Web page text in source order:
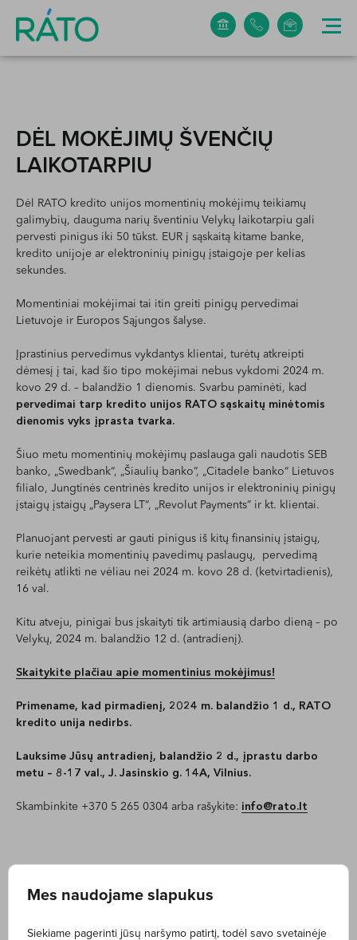
+370 5 265 0304 info@rato.lt
DĖL MOKĖJIMŲ ŠVENČIŲ
LAIKOTARPIU
Dėl RATO kredito unijos momentinių mokėjimų teikiamų
galimybių, dauguma narių šventiniu Velykų laikotarpiu gali
pervesti pinigus iki 50 tūkst. EUR į sąskaitą kitame banke,
kredito unijoje ar elektroninių pinigų įstaigoje per kelias
sekundes.
Momentiniai mokėjimai tai itin greiti pinigų pervedimai
Lietuvoje ir Europos Sąjungos šalyse.
Įprastinius pervedimus vykdantys klientai, turėtų atkreipti
dėmesį į tai, kad šio tipo mokėjimai nebus vykdomi 2024 m.
kovo 29 d. – balandžio 1 dienomis. Svarbu paminėti, kad
pervedimai tarp kredito unijos RATO sąskaitų minėtomis
dienomis vyks įprasta tvarka.
Šiuo metu momentinių mokėjimų paslauga gali naudotis SEB
banko, „Swedbank“, „Šiaulių banko”, „Citadele banko“ Lietuvos
filialo, Jungtinės centrinės kredito unijos ir elektroninių pinigų
įstaigų įstaigų „Paysera LT“, „Revolut Payments” ir kt. klientai.
Planuojant pervesti ar gauti pinigus iš kitų finansinių įstaigų,
kurie neteikia momentinių pavedimų paslaugų, pervedimą
reikėtų atlikti ne vėliau nei 2024 m. kovo 28 d. (ketvirtadienis),
16 val.
Kitu atveju, pinigai bus įskaityti tik artimiausią darbo dieną – po
Velykų, 2024 m. balandžio 12 d. (antradienį).
Skaitykite plačiau apie momentinius mokėjimus!
Primename, kad pirmadienį, 2024 m. balandžio 1 d., RATO
kredito unija nedirbs.
Lauksime Jūsų antradienį, balandžio 2 d., įprastu darbo
metu – 8-17 val., J. Jasinskio g. 14A, Vilnius.
Skambinkite +370 5 265 0304 arba rašykite: info@rato.lt
Internetinė bankininkystė
Mes naudojame slapukus
Siekiame pagerinti jūsų naršymo patirtį, todėl savo svetainėje